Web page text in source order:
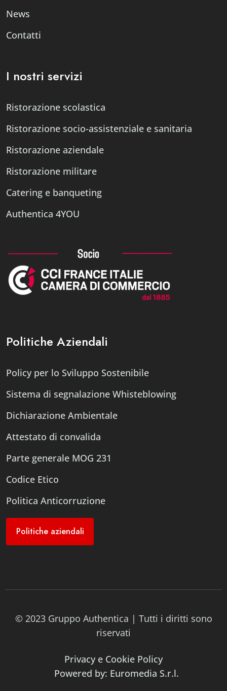
News
Contatti
I nostri servizi
Ristorazione scolastica
Ristorazione socio-assistenziale e sanitaria
Ristorazione aziendale
Ristorazione militare
Catering e banqueting
Authentica 4YOU
Politiche Aziendali
Policy per lo Sviluppo Sostenibile
Sistema di segnalazione Whisteblowing
Dichiarazione Ambientale
Attestato di convalida
Parte generale MOG 231
Codice Etico
Politica Anticorruzione
Politiche aziendali
© 2023 Gruppo Authentica | Tutti i diritti sono
riservati
Privacy e Cookie Policy
Powered by: Euromedia S.r.l.